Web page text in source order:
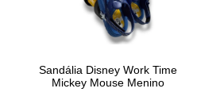
Sandália Disney Work Time
Mickey Mouse Menino